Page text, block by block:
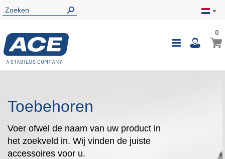
Toggle
00
Toebehoren
Voer ofwel de naam van uw product in
het zoekveld in. Wij vinden de juiste
accessoires voor u.